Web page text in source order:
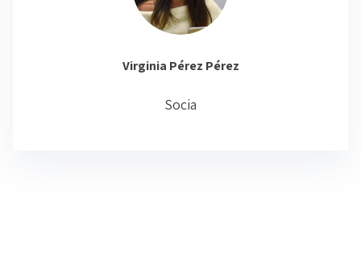
Virginia Pérez Pérez
Socia